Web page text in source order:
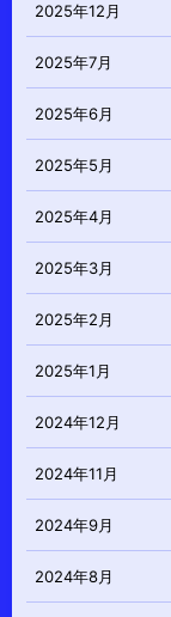
2025年12月
2025年7月
2025年6月
2025年5月
2025年4月
2025年3月
2025年2月
2025年1月
2024年12月
2024年11月
2024年9月
2024年8月